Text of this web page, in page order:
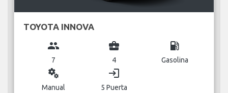
TOYOTA INNOVA
group
7
business_center
4
local_gas_station
Gasolina
miscellaneous_services
Manual
login
5 Puerta